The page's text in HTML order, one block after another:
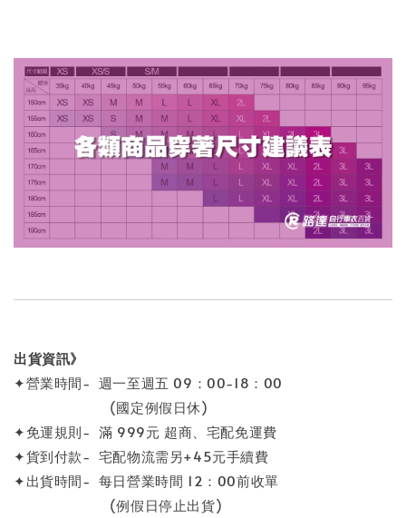
出貨資訊》
✦營業時間- 週一至週五 09：00-18：00
(國定例假日休)
✦免運規則- 滿 999元 超商、宅配免運費
✦貨到付款- 宅配物流需另+45元手續費
✦出貨時間- 每日營業時間 12：00前收單
(例假日停止出貨)